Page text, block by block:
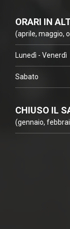
ORARI IN
(aprile, maggio,
Lunedì - Venerdì
Sabato
CHIUSO IL
(gennaio,